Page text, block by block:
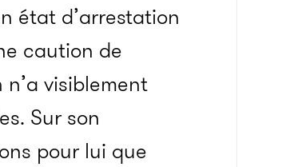
état d’arrestation
caution de
visiblement
Sur son
pour lui que